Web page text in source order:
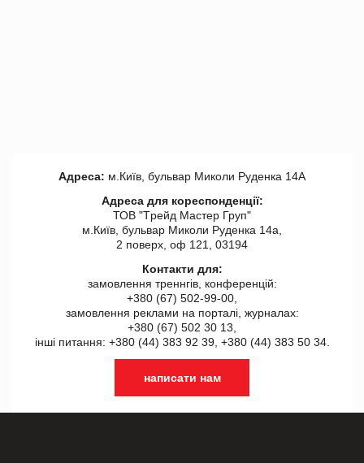
Адреса: м.Київ, бульвар Миколи Руденка 14А
Адреса для кореспонденції:
ТОВ "Tрейд Мастер Груп"
м.Київ, бульвар Миколи Руденка 14а,
2 поверх, оф 121, 03194
Контакти для:
замовлення треннгів, конференцій:
+380 (67) 502-99-00,
замовлення реклами на порталі, журналах:
+380 (67) 502 30 13,
інші питання: +380 (44) 383 92 39, +380 (44) 383 50 34.
написати нам